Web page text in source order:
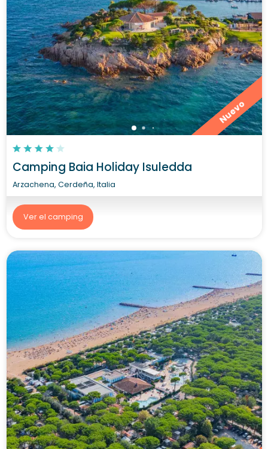
Nuevo
Camping Baia Holiday Isuledda
Arzachena, Cerdeña, Italia
Ver el camping